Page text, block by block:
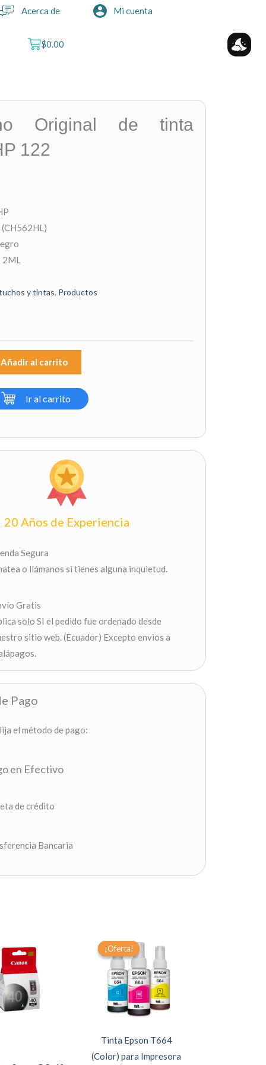
Acerca de Mi cuenta
$0.00
Cart
Original de tinta
122
2ML
y tintas, Productos
Añadir al carrito
Ir al carrito
20 Años de Experiencia
Segura
o llámanos si tienes alguna inquietud.
Gratis
solo SI el pedido fue ordenado desde
sitio web. (Ecuador) Excepto envios a
Pago
el método de pago:
en Efectivo
de crédito
Bancaria
¡Oferta!
¡Oferta!
Tinta Epson T664
(Color) para Impresora
price
was:
$10.50. $8.49.
producto
tiene
múltiples
variantes.
Las